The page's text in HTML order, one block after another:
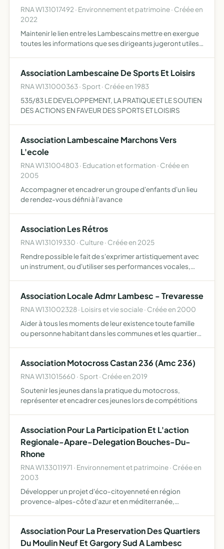
RNA W131017492 · Environnement et patrimoine · Créée en
2022
Maintenir le lien entre les Lambescains mettre en exergue
toutes les informations que ses dirigeants jugeront utiles
Association Lambescaine De Sports Et Loisirs
RNA W131000363 · Sport · Créée en 1983
535/83 LE DEVELOPPEMENT, LA PRATIQUE ET LE SOUTIEN
DES ACTIONS EN FAVEUR DES SPORTS ET LOISIRS
Association Lambescaine Marchons Vers
L'ecole
RNA W131004803 · Education et formation · Créée en
2005
Accompagner et encadrer un groupe d'enfants d'un lieu
de rendez-vous défini à l'avance
Association Les Rétros
RNA W131019330 · Culture · Créée en 2025
Rendre possible le fait de s'exprimer artistiquement avec
un instrument, ou d'utiliser ses performances vocales,
Association Locale Admr Lambesc - Trevaresse
RNA W131002328 · Loisirs et vie sociale · Créée en 2000
Aider à tous les moments de leur existence toute famille
ou personne habitant dans les communes et les quartiers
Association Motocross Castan 236 (Amc 236)
RNA W131015660 · Sport · Créée en 2019
Soutenir les jeunes dans la pratique du motocross,
représenter et encadrer ces jeunes lors de compétitions
Association Pour La Participation Et L'action
Regionale-Apare-Delegation Bouches-Du-
Rhone
RNA W133011971 · Environnement et patrimoine · Créée en
2003
Développer un projet d'éco-citoyenneté en région
provence-alpes-côte d'azur et en méditerranée,
créer des solidar…
Association Pour La Preservation Des Quartiers
Du Moulin Neuf Et Gargory Sud A Lambesc